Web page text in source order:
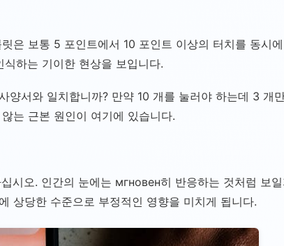
은 보통 5 포인트에서 10 포인트 이상의 터치를 동시
하는 기이한 현상을 보입니다.
서와 일치합니까? 만약 10 개를 눌러야 하는데 3 개
는 근본 원인이 여기에 있습니다.
오. 인간의 눈에는 мгновен히 반응하는 것처럼 보
상당한 수준으로 부정적인 영향을 미치게 됩니다.